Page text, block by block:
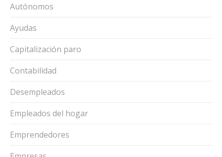
Autónomos
Ayudas
Capitalización paro
Contabilidad
Desempleados
Empleados del hogar
Emprendedores